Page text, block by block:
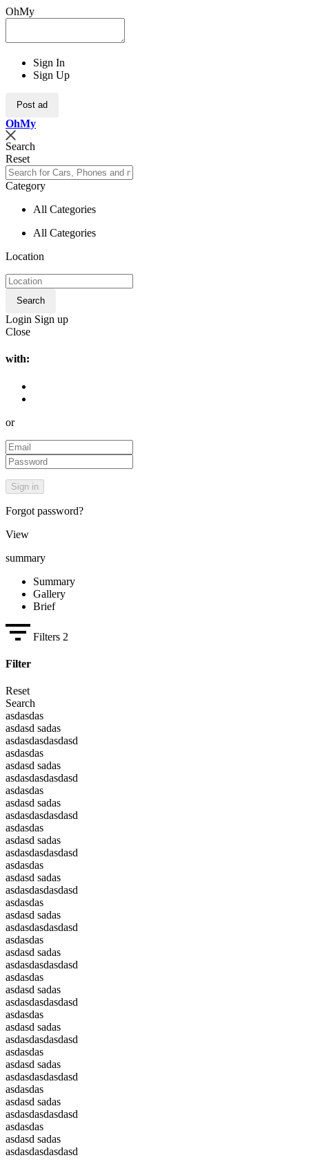
OhMy
Sign In
Sign Up
Post ad
OhMy
Search
Reset
Category
All Categories
All Categories
Location
Search
Login Sign up
Close
with:
or
Forgot password?
View
summary
Summary
Gallery
Brief
Filters 2
Filter
Reset
Search
asdasdas
asdasd sadas
asdasdasdasdasd
asdasdas
asdasd sadas
asdasdasdasdasd
asdasdas
asdasd sadas
asdasdasdasdasd
asdasdas
asdasd sadas
asdasdasdasdasd
asdasdas
asdasd sadas
asdasdasdasdasd
asdasdas
asdasd sadas
asdasdasdasdasd
asdasdas
asdasd sadas
asdasdasdasdasd
asdasdas
asdasd sadas
asdasdasdasdasd
asdasdas
asdasd sadas
asdasdasdasdasd
asdasdas
asdasd sadas
asdasdasdasdasd
asdasdas
asdasd sadas
asdasdasdasdasd
asdasdas
asdasd sadas
asdasdasdasdasd